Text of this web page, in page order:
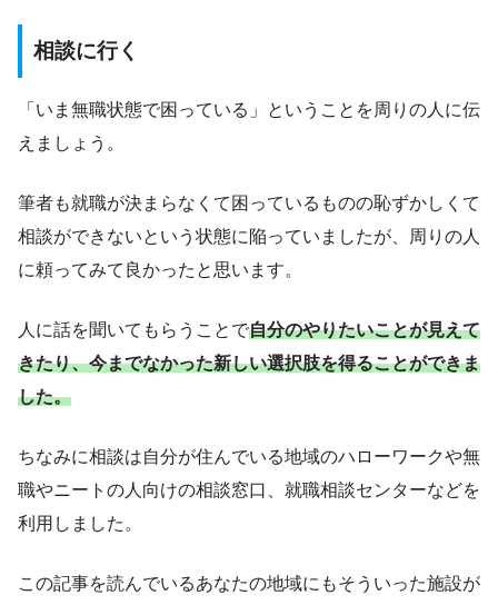
相談に行く
「いま無職状態で困っている」ということを周りの人に伝
えましょう。
筆者も就職が決まらなくて困っているものの恥ずかしくて
相談ができないという状態に陥っていましたが、周りの人
に頼ってみて良かったと思います。
人に話を聞いてもらうことで自分のやりたいことが見えて
きたり、今までなかった新しい選択肢を得ることができま
した。
ちなみに相談は自分が住んでいる地域のハローワークや無
職やニートの人向けの相談窓口、就職相談センターなどを
利用しました。
この記事を読んでいるあなたの地域にもそういった施設が